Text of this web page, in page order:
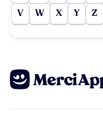
V W X Y Z